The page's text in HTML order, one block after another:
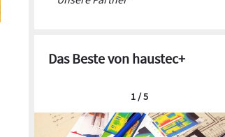
Das Beste von haustec+
1 / 5